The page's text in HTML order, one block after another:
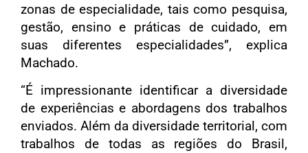
zonas de especialidade, tais como pesquisa,
gestão, ensino e práticas de cuidado, em
suas diferentes especialidades”, explica
Machado.
“É impressionante identificar a diversidade
de experiências e abordagens dos trabalhos
enviados. Além da diversidade territorial, com
trabalhos de todas as regiões do Brasil,